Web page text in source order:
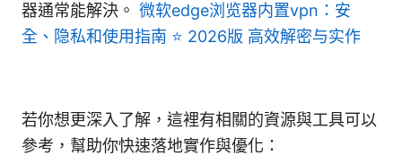
器通常能解決。 微软edge浏览器内置vpn：安
全、隐私和使用指南 ⭐ 2026版 高效解密与实作
若你想更深入了解，這裡有相關的資源與工具可以
參考，幫助你快速落地實作與優化：